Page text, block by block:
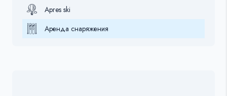
Apres ski
Аренда снаряжения